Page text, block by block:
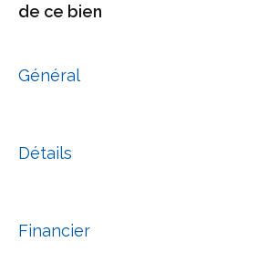
de ce bien
Général
Détails
Financier